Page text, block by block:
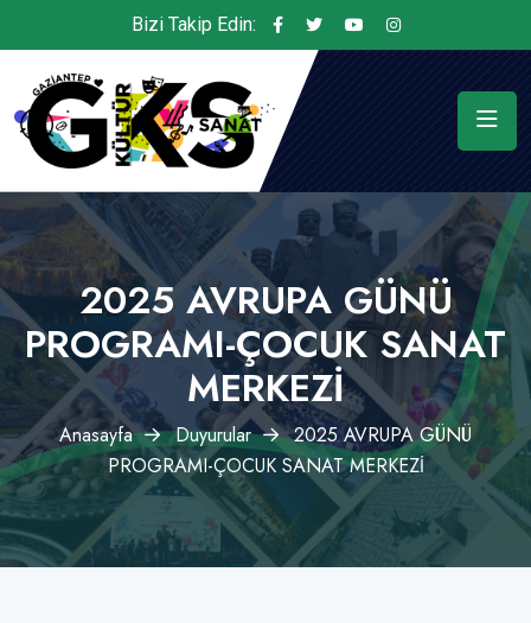
Bizi Takip Edin:
2025 AVRUPA GÜNÜ
PROGRAMI-ÇOCUK SANAT
MERKEZİ
Anasayfa Duyurular
2025 AVRUPA GÜNÜ
PROGRAMI-ÇOCUK SANAT MERKEZİ